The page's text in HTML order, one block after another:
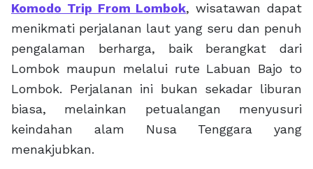
Komodo Trip From Lombok, wisatawan dapat
menikmati perjalanan laut yang seru dan penuh
pengalaman berharga, baik berangkat dari
Lombok maupun melalui rute Labuan Bajo to
Lombok. Perjalanan ini bukan sekadar liburan
biasa, melainkan petualangan menyusuri
keindahan alam Nusa Tenggara yang
menakjubkan.